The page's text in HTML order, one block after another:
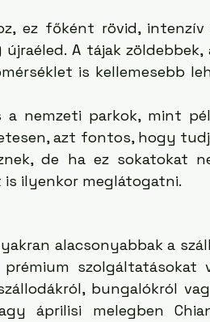
ez főként rövid,
A tájak zöldebbek,
is kellemesebb
a nemzeti parkok, mint
azt fontos, hogy
de ha ez sokatokat
is ilyenkor meglátogatni.
alacsonyabbak a
szolgáltatásokat
bungalókról
áprilisi melegben